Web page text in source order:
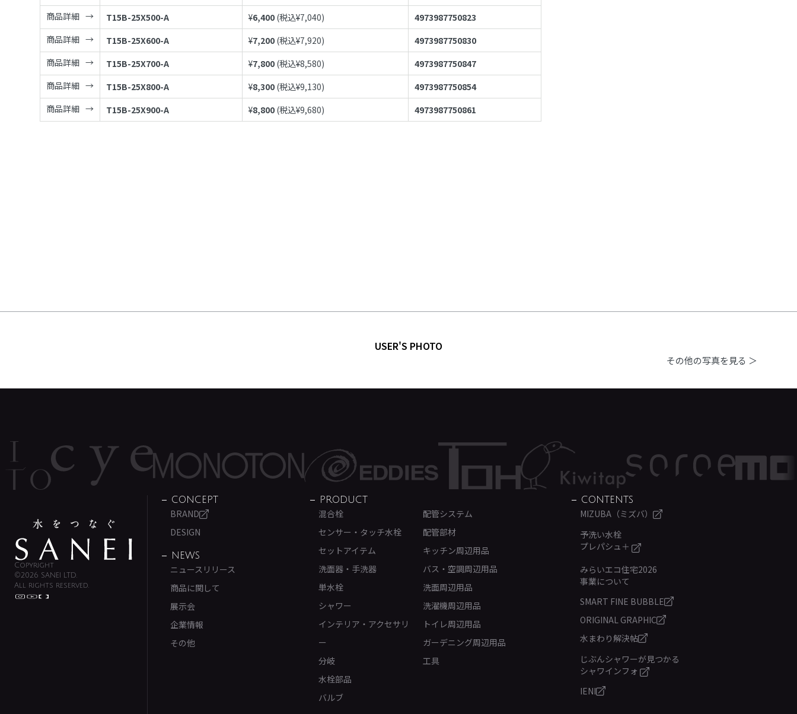
商品詳細
T15B-25X500-A ¥6,400 (税込¥7,040)
4973987750823
商品詳細
T15B-25X600-A ¥7,200 (税込¥7,920)
4973987750830
商品詳細
T15B-25X700-A ¥7,800 (税込¥8,580)
4973987750847
商品詳細
T15B-25X800-A ¥8,300 (税込¥9,130)
4973987750854
商品詳細
T15B-25X900-A ¥8,800 (税込¥9,680) 4973987750861
USER'S PHOTO
その他の写真を見る ＞
Copyright
©2026 SANEI LTD.
All rights reserved.
CONCEPT
BRAND
DESIGN
NEWS
ニュースリリース
商品に関して
展示会
企業情報
その他
PRODUCT
混合栓
センサー・タッチ水栓
セットアイテム
洗面器・手洗器
単水栓
シャワー
インテリア・アクセサリ
ー
分岐
水栓部品
バルブ
配管システム
配管部材
キッチン周辺用品
バス・空調周辺用品
洗面周辺用品
洗濯機周辺用品
トイレ周辺用品
ガーデニング周辺用品
工具
CONTENTS
MIZUBA（ミズバ）
予洗い水栓
プレパシュ＋
みらいエコ住宅2026
事業について
SMART FINE BUBBLE
ORIGINAL GRAPHIC
水まわり解決帖
じぶんシャワーが見つかる
シャワインフォ
IENI